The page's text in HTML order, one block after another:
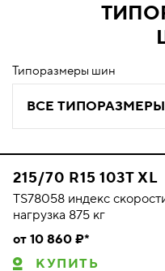
Типоразмеры шин
ВСЕ ТИПОРАЗМЕРЫ
215/70 R15 103T XL
TS78058 индекс
нагрузка 875 кг
от 10 860 ₽*
КУПИТЬ